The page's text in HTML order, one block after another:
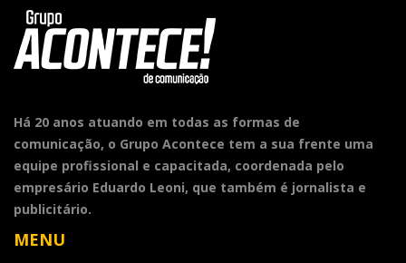
Há 20 anos atuando em todas as formas de
comunicação, o Grupo Acontece tem a sua frente uma
equipe profissional e capacitada, coordenada pelo
empresário Eduardo Leoni, que também é jornalista e
publicitário.
MENU